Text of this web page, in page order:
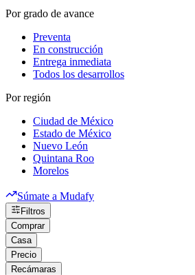
Por grado de avance
Preventa
En construcción
Entrega inmediata
Todos los desarrollos
Por región
Ciudad de México
Estado de México
Nuevo León
Quintana Roo
Morelos
Súmate a Mudafy
Filtros
Comprar
Casa
Precio
Recámaras